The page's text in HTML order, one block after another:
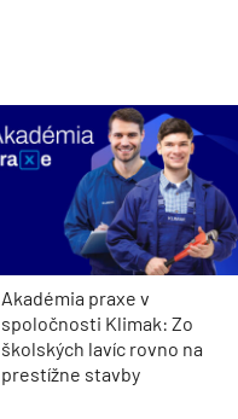
Akadémia praxe v
spoločnosti Klimak: Zo
školských lavíc rovno na
prestížne stavby